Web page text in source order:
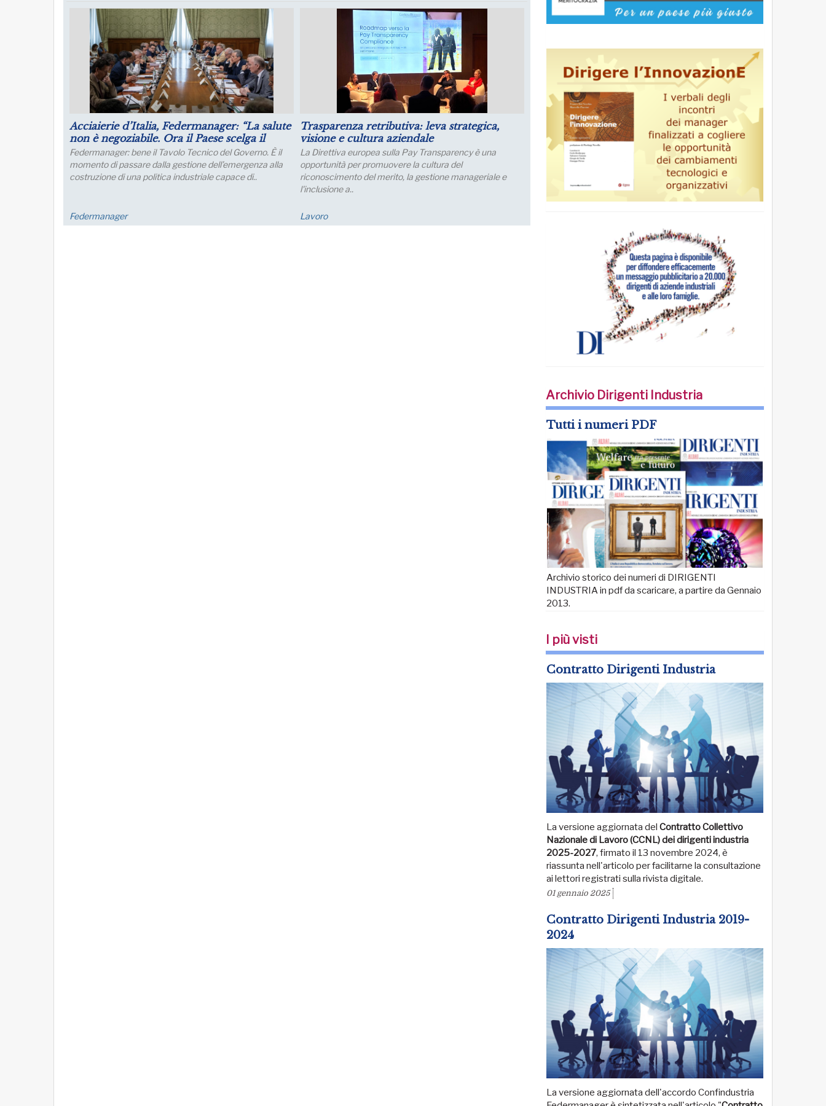
Puntare su infrastrutture e manager per il
futuro dell’industria del nord Italia
Lo sviluppo di quest’area è fondamentale per un
collegamento con l’Europa
FM Trieste
Luglio: migliorano le aspettative sulla
produzione
Le aspettative delle grandi imprese industriali migliorano
a luglio, con un aumento della quota di imprese che
prevede una crescita della produzione; nei..
Economia
Archivio Dirigenti Industria
Tutti i numeri PDF
Archivio storico dei numeri di DIRIGENTI
INDUSTRIA in pdf da scaricare, a partire da Gennaio
2013.
I più visti
Contratto Dirigenti Industria
La versione aggiornata del Contratto Collettivo
Nazionale di Lavoro (CCNL) dei dirigenti industria
2025-2027, firmato il 13 novembre 2024, è
riassunta nell'articolo per facilitarne la consultazione
ai lettori registrati sulla rivista digitale.
01 gennaio 2025
Contratto Dirigenti Industria 2019-
2024
La versione aggiornata dell'accordo Confindustria